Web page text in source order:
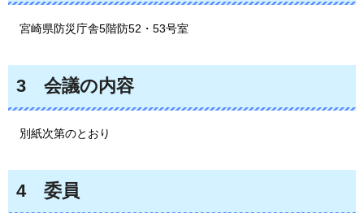
宮崎県防災庁舎5階防52・53号室
3 会議の内容
別紙次第のとおり
4 委員